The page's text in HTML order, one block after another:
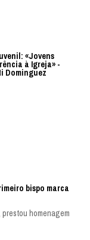
«Jovens
à Igreja» -
Dominguez
bispo marca
homenagem